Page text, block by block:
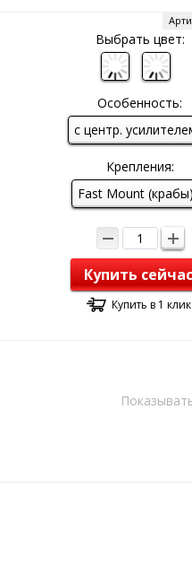
Выбрать цвет:
Особенность:
с центр.
Крепления:
Fast Mount (крабы)
Купить
Купить в 1 клик